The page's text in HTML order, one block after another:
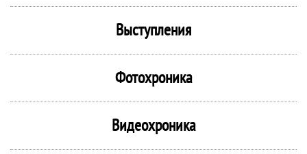
Выступления
Фотохроника
Видеохроника